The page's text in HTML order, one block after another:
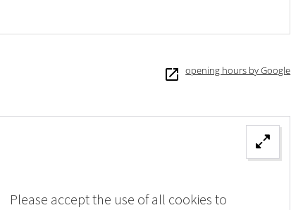
opening hours by Google
Please accept the use of all cookies to